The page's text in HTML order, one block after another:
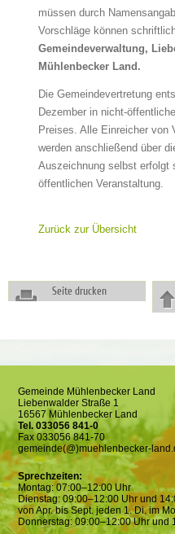
müssen durch
Vorschläge können
Gemeindeverwaltung,
Mühlenbecker Land.
Die Gemeindevertretung
Dezember in nicht-
Preises. Alle Einreicher von
werden anschließend über
Auszeichnung selbst erfolgt
öffentlichen Veranstaltung.
Zurück zur Übersicht
Seite drucken
Gemeinde Mühlenbecker Land
Liebenwalder Straße 1
16567 Mühlenbecker Land
Tel. 033056 841-0
Fax 033056 841-70
gemeinde(@)muehlenbecker-
Sprechzeiten:
Montag: 07:00–12:00 Uhr
Dienstag: 09:00–12:00 Uhr und
von Apr. bis Sept. jeden 1. Di. im
Donnerstag: 09:00–12:00 Uhr und